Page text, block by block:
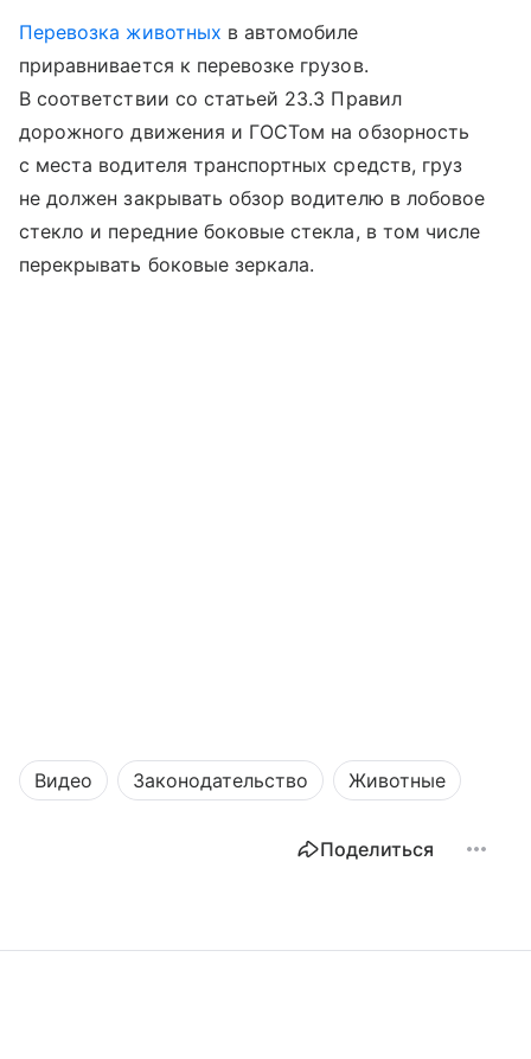
Перевозка животных в автомобиле
приравнивается к перевозке грузов.
В соответствии со статьей 23.3 Правил
дорожного движения и ГОСТом на обзорность
с места водителя транспортных средств, груз
не должен закрывать обзор водителю в лобовое
стекло и передние боковые стекла, в том числе
перекрывать боковые зеркала.
Видео Законодательство Животные
Поделиться